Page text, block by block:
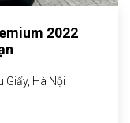
2022
Giấy, Hà Nội